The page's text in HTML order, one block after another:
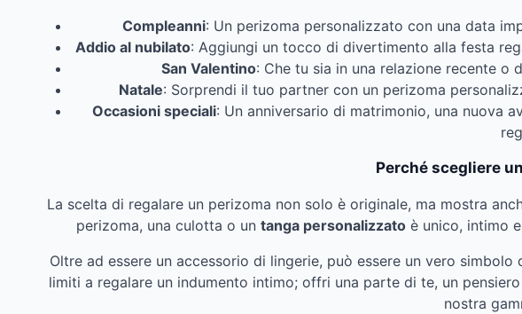
Compleanni: Un perizoma personalizzato con una data
Addio al nubilato: Aggiungi un tocco di divertimento alla festa
San Valentino: Che tu sia in una relazione recente o
Natale: Sorprendi il tuo partner con un perizoma
Occasioni speciali: Un anniversario di matrimonio, una nuova
Perché scegliere
La scelta di regalare un perizoma non solo è originale, ma mostra
perizoma, una culotta o un tanga personalizzatoè unico, intimo
Oltre ad essere un accessorio di lingerie, può essere un vero
limiti a regalare un indumento intimo; offri una parte di te, un
nostra